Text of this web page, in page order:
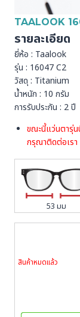
TAALOOK
รายละเอียด
ยี่ห้อ : Taalook
รุ่น : 16047 C2
วัสดุ : Titanium
น้ำหนัก : 10 กรัม
การรับประกัน : 2 ปี
ขณะนี้แว่นตารุ่
กรุณาติดต่อเรา
53 มม
สินค้าหมดแล้ว